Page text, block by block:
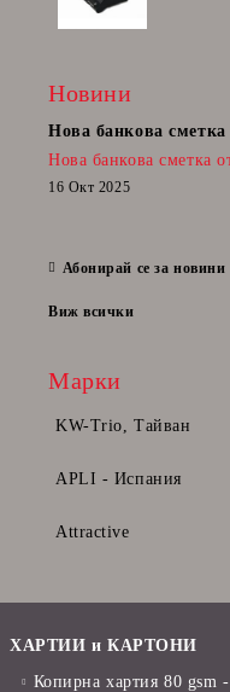
Новини
Нова банкова сметка
Нова банкова сметка
16 Окт 2025
Абонирай се за новини
Виж всички
Марки
KW-Trio, Тайван
APLI - Испания
Attractive
ХАРТИИ и КАРТОНИ
Копирна хартия 80 gsm -